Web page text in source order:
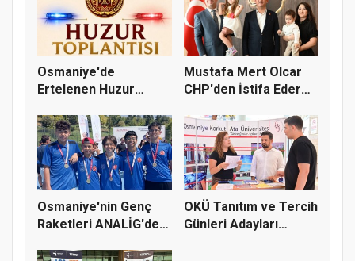
Osmaniye'de
Ertelenen Huzur
Mustafa Mert Olcar
CHP'den İstifa Ederek
Osmaniye'nin Genç
Raketleri ANALİG'de
OKÜ Tanıtım ve Tercih
Günleri Adayları